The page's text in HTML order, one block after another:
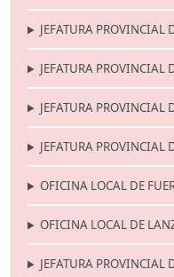
JEFATURA PROVINCIAL
JEFATURA PROVINCIAL
JEFATURA PROVINCIAL
JEFATURA PROVINCIAL
OFICINA LOCAL DE
OFICINA LOCAL DE
JEFATURA PROVINCIAL